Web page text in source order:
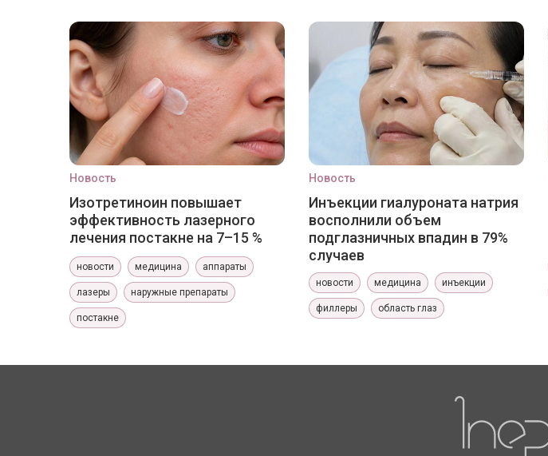
Новость
Изотретиноин повышает
эффективность лазерного
лечения постакне на 7–15 %
новости медицина аппараты
лазеры наружные препараты
постакне
Новость
Инъекции гиалуроната натрия
восполнили объем
подглазничных впадин в 79%
случаев
новости медицина инъекции
филлеры область глаз